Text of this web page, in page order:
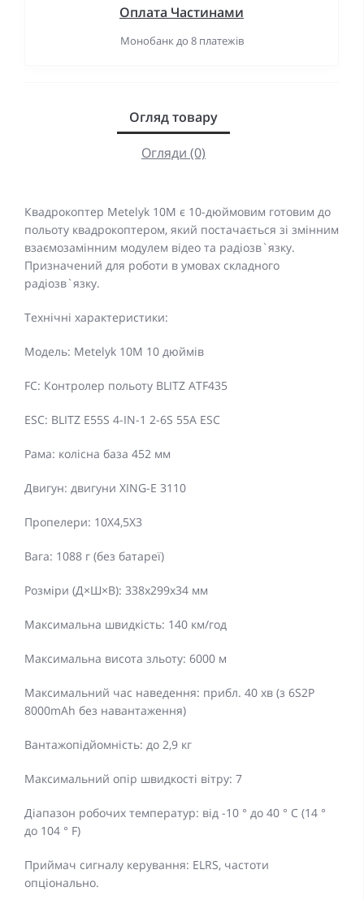
Оплата Частинами
Монобанк до 8 платежів
Огляд товару
Огляди (0)
Квадрокоптер Metelyk 10M є 10-дюймовим готовим до
польоту квадрокоптером, який постачається зі змінним
взаємозамінним модулем відео та радіозв`язку.
Призначений для роботи в умовах складного
радіозв`язку.
Технічні характеристики:
Модель: Metelyk 10M 10 дюймів
FC: Контролер польоту BLITZ ATF435
ESC: BLITZ E55S 4-IN-1 2-6S 55A ESC
Рама: колісна база 452 мм
Двигун: двигуни XING-E 3110
Пропелери: 10X4,5X3
Вага: 1088 г (без батареї)
Розміри (Д×Ш×В): 338x299x34 мм
Максимальна швидкість: 140 км/год
Максимальна висота зльоту: 6000 м
Максимальний час наведення: прибл. 40 хв (з 6S2P
8000mAh без навантаження)
Вантажопідйомність: до 2,9 кг
Максимальний опір швидкості вітру: 7
Діапазон робочих температур: від -10 ° до 40 ° C (14 °
до 104 ° F)
Приймач сигналу керування: ELRS, частоти
опціонально.